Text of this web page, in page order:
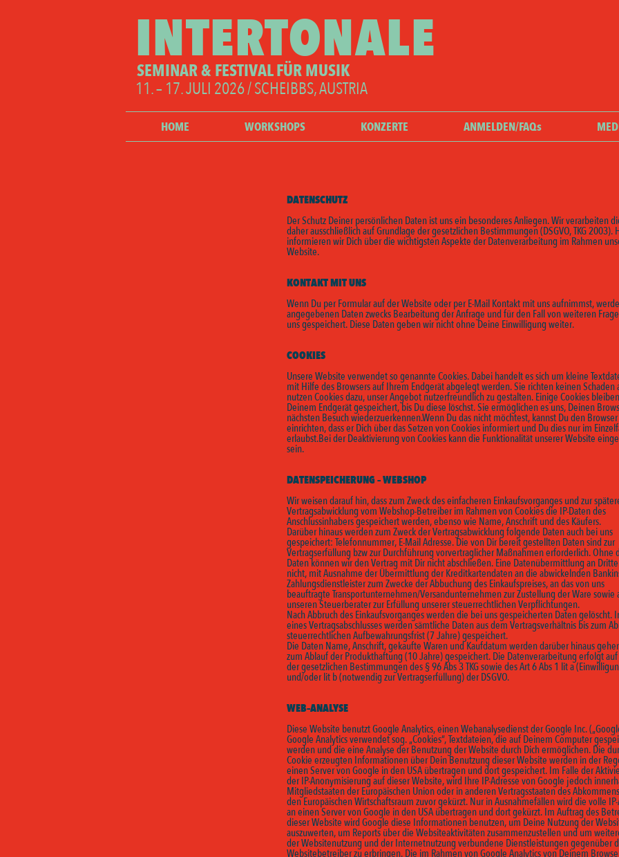
INTERTONALE
SEMINAR & FESTIVAL FÜR MUSIK
11. – 17. JULI 2026 / SCHEIBBS, AUSTRIA
HOME WORKSHOPS KONZERTE ANMELDEN/FAQs
DATENSCHUTZ
Der Schutz Deiner persönlichen Daten ist uns ein besonderes Anliegen. Wir verarbeiten
daher ausschließlich auf Grundlage der gesetzlichen Bestimmungen (DSGVO, TKG 2003).
informieren wir Dich über die wichtigsten Aspekte der Datenverarbeitung im Rahmen
Website.
KONTAKT MIT UNS
Wenn Du per Formular auf der Website oder per E-Mail Kontakt mit uns aufnimmst,
angegebenen Daten zwecks Bearbeitung der Anfrage und für den Fall von weiteren
uns gespeichert. Diese Daten geben wir nicht ohne Deine Einwilligung weiter.
COOKIES
Unsere Website verwendet so genannte Cookies. Dabei handelt es sich um kleine
mit Hilfe des Browsers auf Ihrem Endgerät abgelegt werden. Sie richten keinen Schaden
nutzen Cookies dazu, unser Angebot nutzerfreundlich zu gestalten. Einige Cookies
Deinem Endgerät gespeichert, bis Du diese löschst. Sie ermöglichen es uns, Deinen
nächsten Besuch wiederzuerkennen.Wenn Du das nicht möchtest, kannst Du den Browser
einrichten, dass er Dich über das Setzen von Cookies informiert und Du dies nur im
erlaubst.Bei der Deaktivierung von Cookies kann die Funktionalität unserer Website
sein.
DATENSPEICHERUNG – WEBSHOP
Wir weisen darauf hin, dass zum Zweck des einfacheren Einkaufsvorganges und zur
Vertragsabwicklung vom Webshop-Betreiber im Rahmen von Cookies die IP-Daten des
Anschlussinhabers gespeichert werden, ebenso wie Name, Anschrift und des Käufers.
Darüber hinaus werden zum Zweck der Vertragsabwicklung folgende Daten auch bei uns
gespeichert: Telefonnummer, E-Mail Adresse. Die von Dir bereit gestellten Daten sind zur
Vertragserfüllung bzw zur Durchführung vorvertraglicher Maßnahmen erforderlich. Ohne
Daten können wir den Vertrag mit Dir nicht abschließen. Eine Datenübermittlung an
nicht, mit Ausnahme der Übermittlung der Kreditkartendaten an die abwickelnden
Zahlungsdienstleister zum Zwecke der Abbuchung des Einkaufspreises, an das von uns
beauftragte Transportunternehmen/Versandunternehmen zur Zustellung der Ware sowie
unseren Steuerberater zur Erfüllung unserer steuerrechtlichen Verpflichtungen.
Nach Abbruch des Einkaufsvorganges werden die bei uns gespeicherten Daten gelöscht.
eines Vertragsabschlusses werden sämtliche Daten aus dem Vertragsverhältnis bis zum
steuerrechtlichen Aufbewahrungsfrist (7 Jahre) gespeichert.
Die Daten Name, Anschrift, gekaufte Waren und Kaufdatum werden darüber hinaus
zum Ablauf der Produkthaftung (10 Jahre) gespeichert. Die Datenverarbeitung erfolgt auf
der gesetzlichen Bestimmungen des § 96 Abs 3 TKG sowie des Art 6 Abs 1 lit a
und/oder lit b (notwendig zur Vertragserfüllung) der DSGVO.
WEB–ANALYSE
Diese Website benutzt Google Analytics, einen Webanalysedienst der Google Inc.
Google Analytics verwendet sog. „Cookies“, Textdateien, die auf Deinem Computer
werden und die eine Analyse der Benutzung der Website durch Dich ermöglichen. Die
Cookie erzeugten Informationen über Dein Benutzung dieser Website werden in der
einen Server von Google in den USA übertragen und dort gespeichert. Im Falle der
der IP-Anonymisierung auf dieser Website, wird Ihre IP-Adresse von Google jedoch
Mitgliedstaaten der Europäischen Union oder in anderen Vertragsstaaten des
den Europäischen Wirtschaftsraum zuvor gekürzt. Nur in Ausnahmefällen wird die volle IP-
an einen Server von Google in den USA übertragen und dort gekürzt. Im Auftrag des
dieser Website wird Google diese Informationen benutzen, um Deine Nutzung der
auszuwerten, um Reports über die Websiteaktivitäten zusammenzustellen und um
der Websitenutzung und der Internetnutzung verbundene Dienstleistungen gegenüber
Websitebetreiber zu erbringen. Die im Rahmen von Google Analytics von Deinem